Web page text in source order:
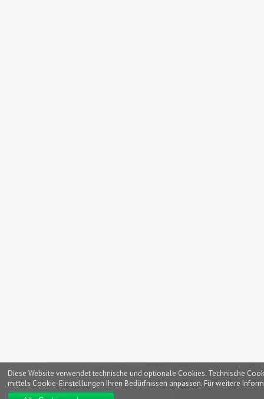
Diese Website verwendet technische und optionale Cookies. Technische
mittels Cookie-Einstellungen Ihren Bedürfnissen anpassen. Für weitere